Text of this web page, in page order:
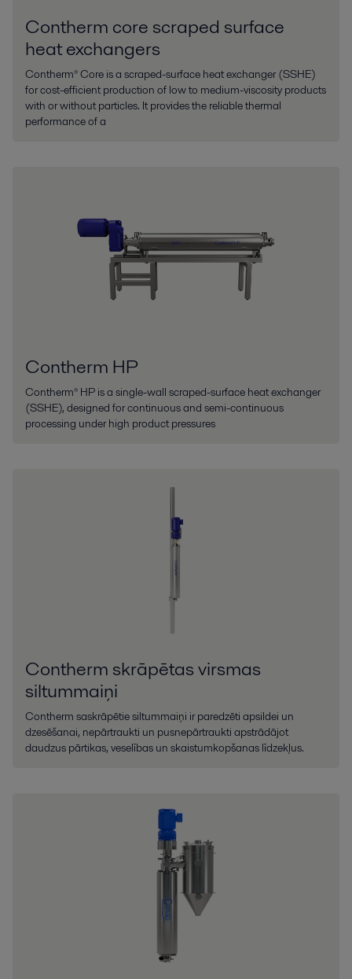
Parādīt vairāk
Contherm core scraped surface
heat exchangers
Contherm® Core is a scraped-surface heat exchanger (SSHE)
for cost-efficient production of low to medium-viscosity products
with or without particles. It provides the reliable thermal
performance of a
Contherm HP
Contherm® HP is a single-wall scraped-surface heat exchanger
(SSHE), designed for continuous and semi-continuous
processing under high product pressures
Contherm skrāpētas virsmas
siltummaiņi
Contherm saskrāpētie siltummaiņi ir paredzēti apsildei un
dzesēšanai, nepārtraukti un pusnepārtraukti apstrādājot
daudzus pārtikas, veselības un skaistumkopšanas līdzekļus.